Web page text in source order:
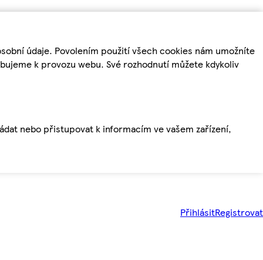
údaje. Povolením použití všech cookies nám umožníte
k provozu webu. Své rozhodnutí můžete kdykoliv
nebo přistupovat k informacím ve vašem zařízení,
PřihlásitRegistrovat